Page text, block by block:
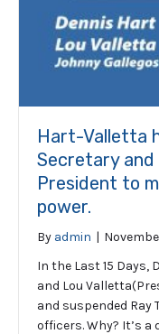
Hart-Valletta
Secretary and
President to
power.
By admin |
In the Last 15 Days,
and Lou
and suspended Ray
officers. Why? It’s